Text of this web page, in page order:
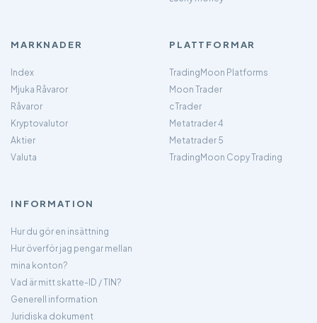
MARKNADER
Index
Mjuka Råvaror
Råvaror
Kryptovalutor
Aktier
Valuta
PLATTFORMAR
TradingMoon Platforms
Moon Trader
cTrader
Metatrader 4
Metatrader 5
TradingMoon Copy Trading
INFORMATION
Hur du gör en insättning
Hur överför jag pengar mellan
mina konton?
Vad är mitt skatte-ID / TIN?
Generell information
Juridiska dokument